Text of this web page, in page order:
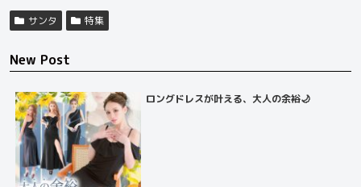
サンタ 特集
New Post
ロングドレスが叶える、大人の余裕🌙